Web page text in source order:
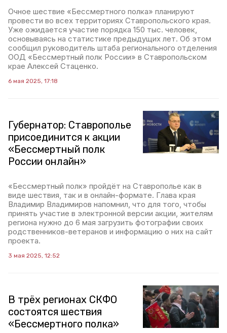
Очное шествие «Бессмертного полка» планируют
провести во всех территориях Ставропольского края.
Уже ожидается участие порядка 150 тыс. человек,
основываясь на статистике предыдущих лет. Об этом
сообщил руководитель штаба регионального отделения
ООД «Бессмертный полк России» в Ставропольском
крае Алексей Стаценко.
6 мая 2025, 17:18
Губернатор: Ставрополье
присоединится к акции
«Бессмертный полк
России онлайн»
«Бессмертный полк» пройдёт на Ставрополье как в
виде шествия, так и в онлайн-формате. Глава края
Владимир Владимиров напомнил, что для того, чтобы
принять участие в электронной версии акции, жителям
региона нужно до 6 мая загрузить фотографии своих
родственников-ветеранов и информацию о них на сайт
проекта.
3 мая 2025, 12:52
В трёх регионах СКФО
состоятся шествия
«Бессмертного полка»